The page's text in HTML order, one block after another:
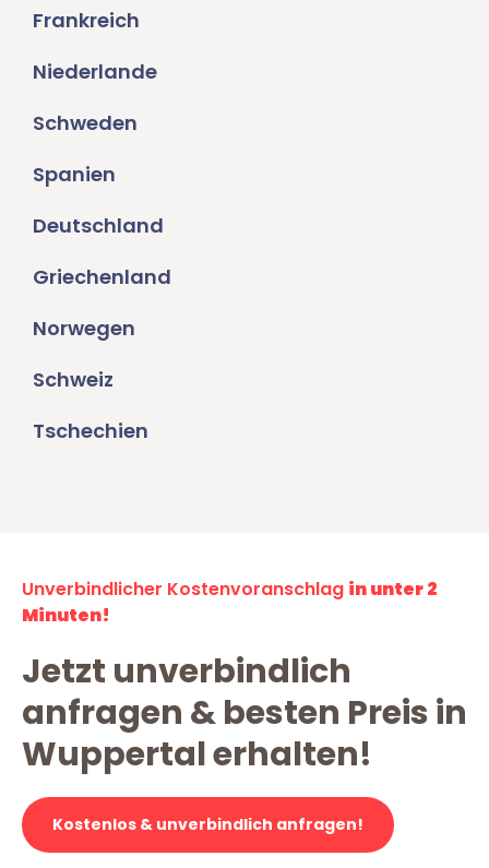
Frankreich
Niederlande
Schweden
Spanien
Deutschland
Griechenland
Norwegen
Schweiz
Tschechien
Unverbindlicher Kostenvoranschlag in unter 2
Minuten!
Jetzt unverbindlich
anfragen & besten Preis in
Wuppertal erhalten!
Kostenlos & unverbindlich anfragen!